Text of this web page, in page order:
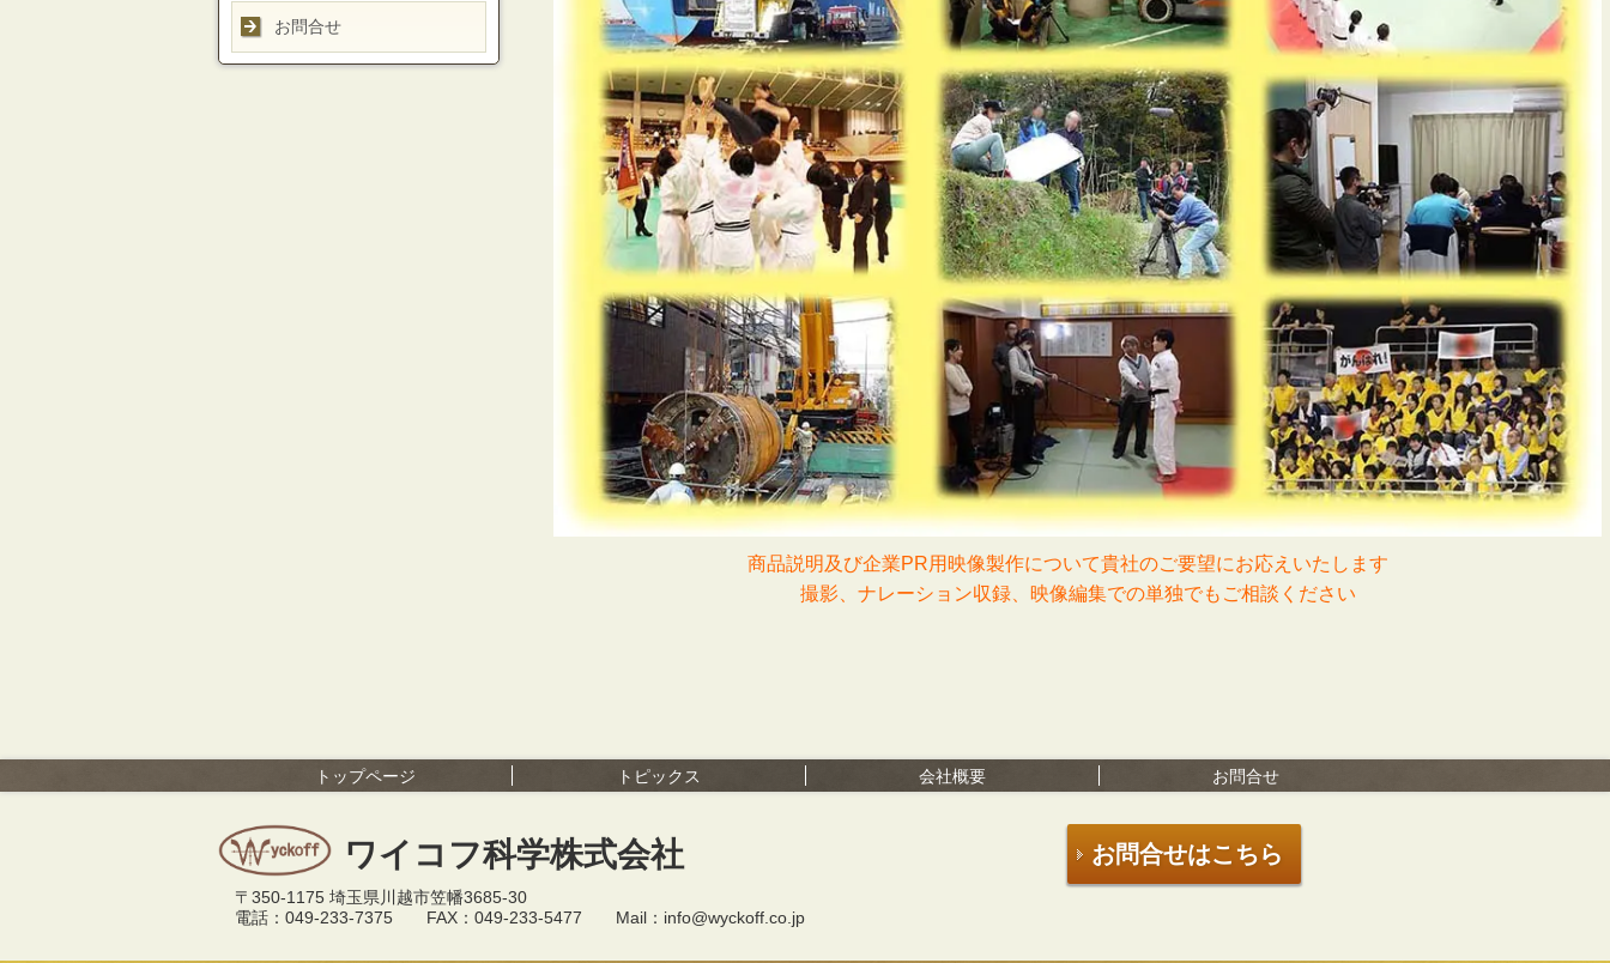
商品説明及び企業PR用映像製作について貴社のご要望にお応えいたします
撮影、ナレーション収録、映像編集での単独でもご相談ください
お問合せ
トップページ トピックス 会社概要 お問合せ
ワイコフ科学株式会社
〒350-1175 埼玉県川越市笠幡3685-30
電話：049-233-7375 FAX：049-233-5477 Mail：info@wyckoff.co.jp
お問合せはこちら